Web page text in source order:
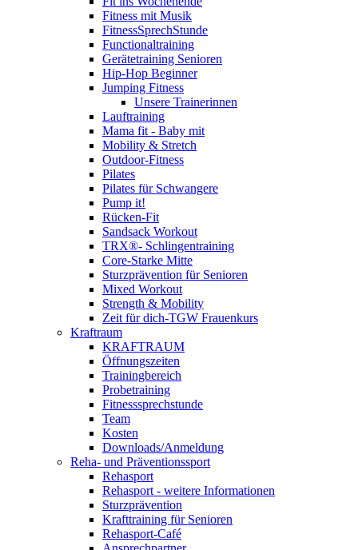
Fitness mit Musik
FitnessSprechStunde
Functionaltraining
Gerätetraining Senioren
Hip-Hop Beginner
Jumping Fitness
Unsere Trainerinnen
Lauftraining
Mama fit - Baby mit
Mobility & Stretch
Outdoor-Fitness
Pilates
Pilates für Schwangere
Pump it!
Rücken-Fit
Sandsack Workout
TRX®- Schlingentraining
Core-Starke Mitte
Sturzprävention für Senioren
Mixed Workout
Strength & Mobility
Zeit für dich-TGW Frauenkurs
Kraftraum
KRAFTRAUM
Öffnungszeiten
Trainingbereich
Probetraining
Fitnesssprechstunde
Team
Kosten
Downloads/Anmeldung
Reha- und Präventionssport
Rehasport
Rehasport - weitere Informationen
Sturzprävention
Krafttraining für Senioren
Rehasport-Café